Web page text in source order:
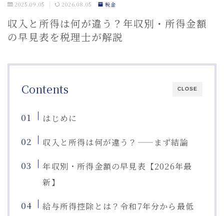
2025.09.05 2026.08.05 税金
収入と所得は何が違う？年収別・所得金額
の早見表を税理士が解説
CLOSE
Contents
はじめに
収入と所得は何が違う？——まず結論
年収別・所得金額の早見表【2026年最
新】
給与所得控除とは？令和7年分から最低